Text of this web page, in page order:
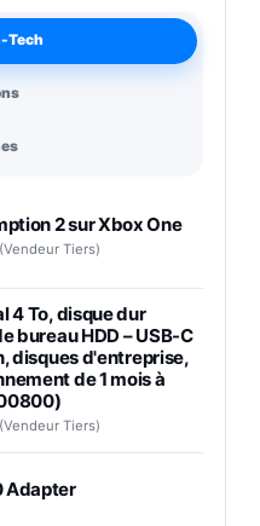
Tech
2 sur Xbox One
Tiers)
4 To, disque dur
bureau HDD – USB-C
disques d'entreprise,
de 1 mois à
Tiers)
Adapter